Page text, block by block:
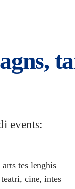
events:
tes lenghis
cine, intes